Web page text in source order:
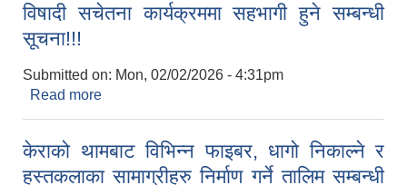
विषादी सचेतना कार्यक्रममा सहभागी हुने सम्बन्धी
सूचना!!!
Submitted on: Mon, 02/02/2026 - 4:31pm
Read more
केराको थामबाट विभिन्‍न फाइबर, धागो निकाल्‍ने र
हस्तकलाका सामाग्रीहरु निर्माण गर्ने तालिम सम्बन्धी